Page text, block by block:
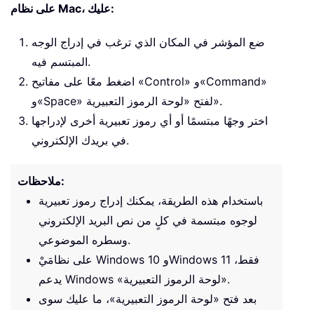
على نظام Mac، عليك:
ضع المؤشر في المكان الذي ترغب في إدراج الوجه
المبتسم فيه.
اضغط معًا على مفاتيح «Control» و«Command»
و«Space» لفتح «لوحة الرموز التعبيرية».
اختر وجهًا مبتسمًا أو أي رموز تعبيرية أخرى لإدراجها
في بريدك الإلكتروني.
ملاحظات:
باستخدام هذه الطريقة، يمكنك إدراج رموز تعبيرية
لوجوه مبتسمة في كلٍ من نص البريد الإلكتروني
وسطره الموضوعي.
على نظامَيْ Windows 10 وWindows 11 فقط،
يدعم Windows «لوحة الرموز التعبيرية».
بعد فتح «لوحة الرموز التعبيرية»، ما عليك سوى